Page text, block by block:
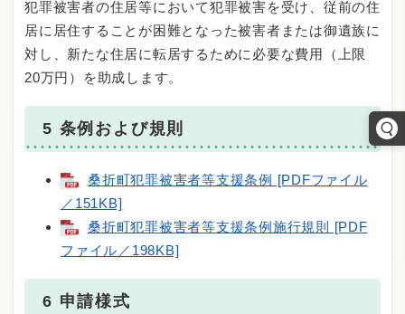
犯罪被害者の住居等において犯罪被害を受け、従前の住
居に居住することが困難となった被害者または御遺族に
対し、新たな住居に転居するために必要な費用（上限
20万円）を助成します。
5 条例および規則
桑折町犯罪被害者等支援条例 [PDFファイル
／151KB]
桑折町犯罪被害者等支援条例施行規則 [PDF
ファイル／198KB]
6 申請様式